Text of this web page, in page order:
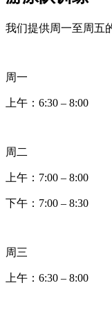
我们提供周一至周五
周一
上午： 6:30 – 8:00
周二
上午： 7:00 – 8:00
下午： 7:00 – 8:30
周三
上午： 6:30 – 8:00